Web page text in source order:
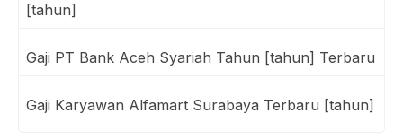
[tahun]
Gaji PT Bank Aceh Syariah Tahun [tahun] Terbaru
Gaji Karyawan Alfamart Surabaya Terbaru [tahun]